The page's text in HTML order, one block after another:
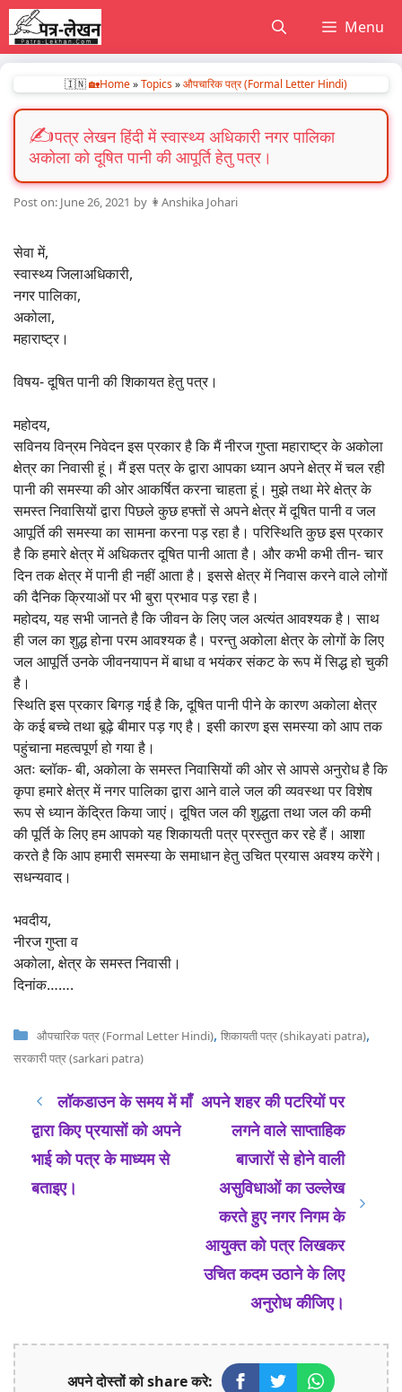
Skip
to
content
Menu
🇮🇳 🏡Home»Topics»औपचारिक पत्र (Formal Letter Hindi)
पत्र लेखन हिंदी में स्वास्थ्य अधिकारी नगर पालिका
अकोला को दूषित पानी की आपूर्ति हेतु पत्र।
June 26, 2021 by 👩Anshika Johari
सेवा में,
स्वास्थ्य जिलाअधिकारी,
नगर पालिका,
अकोला,
महाराष्ट्र।
विषय- दूषित पानी की शिकायत हेतु पत्र।
महोदय,
सविनय विन्रम निवेदन इस प्रकार है कि मैं नीरज गुप्ता महाराष्ट्र के अकोला
क्षेत्र का निवासी हूं। मैं इस पत्र के द्वारा आपका ध्यान अपने क्षेत्र में चल रही
पानी की समस्या की ओर आकर्षित करना चाहता हूं। मुझे तथा मेरे क्षेत्र के
समस्त निवासियों द्वारा पिछले कुछ हफ्तों से अपने क्षेत्र में दूषित पानी व जल
आपूर्ति की समस्या का सामना करना पड़ रहा है। परिस्थिति कुछ इस प्रकार
है कि हमारे क्षेत्र में अधिकतर दूषित पानी आता है। और कभी कभी तीन- चार
दिन तक क्षेत्र में पानी ही नहीं आता है। इससे क्षेत्र में निवास करने वाले लोगों
की दैनिक क्रियाओं पर भी बुरा प्रभाव पड़ रहा है।
महोदय, यह सभी जानते है कि जीवन के लिए जल अत्यंत आवश्यक है। साथ
ही जल का शुद्ध होना परम आवश्यक है। परन्तु अकोला क्षेत्र के लोगों के लिए
जल आपूर्ति उनके जीवनयापन में बाधा व भयंकर संकट के रूप में सिद्ध हो चुकी
है।
स्थिति इस प्रकार बिगड़ गई है कि, दूषित पानी पीने के कारण अकोला क्षेत्र
के कई बच्चे तथा बूढ़े बीमार पड़ गए है। इसी कारण इस समस्या को आप तक
पहुंचाना महत्वपूर्ण हो गया है।
अतः ब्लॉक- बी, अकोला के समस्त निवासियों की ओर से आपसे अनुरोध है कि
कृपा हमारे क्षेत्र में नगर पालिका द्वारा आने वाले जल की व्यवस्था पर विशेष
रूप से ध्यान केंद्रित किया जाएं। दूषित जल की शुद्धता तथा जल की कमी
की पूर्ति के लिए हम आपको यह शिकायती पत्र प्रस्तुत कर रहे हैं। आशा
करते है कि आप हमारी समस्या के समाधान हेतु उचित प्रयास अवश्य करेंगे।
सधन्यवाद।
भवदीय,
नीरज गुप्ता व
अकोला, क्षेत्र के समस्त निवासी।
दिनांक…….
Categories
औपचारिक पत्र (Formal Letter Hindi), शिकायती पत्र (shikayati patra),
सरकारी पत्र (sarkari patra)
लॉकडाउन के समय में माँ
द्वारा किए प्रयासों को अपने
भाई को पत्र के माध्यम से
बताइए।
अपने शहर की पटरियों पर
लगने वाले साप्ताहिक
बाजारों से होने वाली
असुविधाओं का उल्लेख
करते हुए नगर निगम के
आयु्क्त को पत्र लिखकर
उचित कदम उठाने के लिए
अनुरोध कीजिए।
अपने दोस्तों को share करे: